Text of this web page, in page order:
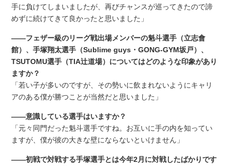
手に負けてしまいましたが、再びチャンスが巡ってきたので諦
めずに続けてきて良かったと思いました」
――フェザー級のリーグ戦出場メンバーの魁斗選手（立志會
館）、手塚翔太選手（Sublime guys・GONG-GYM坂戸）、
TSUTOMU選手（TIA辻道場）についてはどのような印象があり
ますか？
「若い子が多いのですが、その勢いに飲まれないようにキャリ
アのある僕が勝つことが当然だと思いました」
――意識している選手はいますか？
「元々同門だった魁斗選手ですね。お互いに手の内を知ってい
ますが、僕が彼の大きな壁にならないといけません」
――初戦で対戦する手塚選手とは今年2月に対戦したばかりです